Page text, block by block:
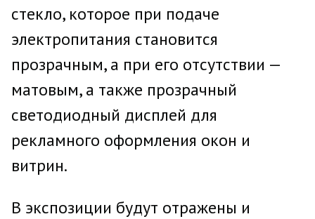
стекло, которое при подаче
электропитания становится
прозрачным, а при его отсутствии —
матовым, а также прозрачный
светодиодный дисплей для
рекламного оформления окон и
витрин.
В экспозиции будут отражены и